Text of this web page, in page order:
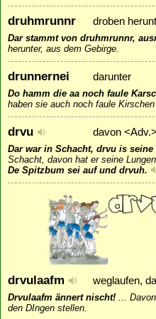
druhmrunnr droben
Dar stammt von druhmrunnr,
herunter, aus dem Gebirge.
drunnernei darunter
Do hamm die aa noch faule
haben sie auch noch faule
drvu davon <Adv.>
Dar war in Schacht, drvu is seine
Schacht, davon hat er seine
De Spitzbum sei auf und drvuh.
drvulaafm weglaufen,
Drvulaafm ännert nischt!
den DIngen stellen.